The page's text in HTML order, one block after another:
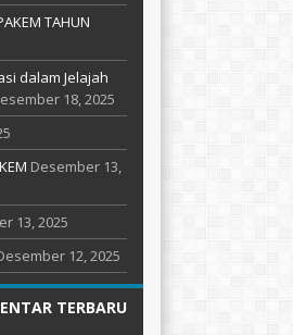
TAHUN
dalam Jelajah
18, 2025
Desember 13,
13, 2025
12, 2025
TERBARU